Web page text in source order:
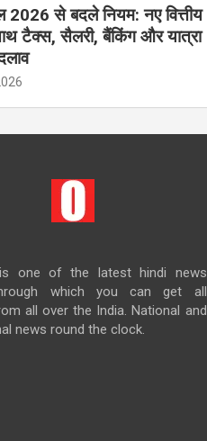
2026 से बदले नियम: नए वित्तीय
टैक्स, सैलरी, बैंकिंग और यात्रा
is one of the latest hindi news
which you can get all
all over the India. National and
news round the clock.